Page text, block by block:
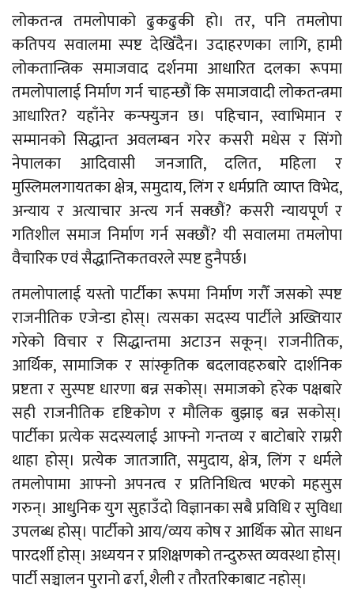
लोकतन्त्र तमलोपाको ढुकढुकी हो। तर, पनि तमलोपा
कतिपय सवालमा स्पष्ट देखिँदैन। उदाहरणका लागि, हामी
लोकतान्त्रिक समाजवाद दर्शनमा आधारित दलका रूपमा
तमलोपालाई निर्माण गर्न चाहन्छौं कि समाजवादी लोकतन्त्रमा
आधारित? यहाँनेर कन्फ्युजन छ। पहिचान, स्वाभिमान र
सम्मानको सिद्धान्त अवलम्बन गरेर कसरी मधेस र सिंगो
नेपालका आदिवासी जनजाति, दलित, महिला र
मुस्लिमलगायतका क्षेत्र, समुदाय, लिंग र धर्मप्रति व्याप्त विभेद,
अन्याय र अत्याचार अन्त्य गर्न सक्छौं? कसरी न्यायपूर्ण र
गतिशील समाज निर्माण गर्न सक्छौं? यी सवालमा तमलोपा
वैचारिक एवंं सैद्धान्तिकतवरले स्पष्ट हुनैपर्छ।
तमलोपालाई यस्तो पार्टीका रूपमा निर्माण गरौँ जसको स्पष्ट
राजनीतिक एजेन्डा होस्। त्यसका सदस्य पार्टीले अख्तियार
गरेको विचार र सिद्धान्तमा अटाउन सकून्। राजनीतिक,
आर्थिक, सामाजिक र सांस्कृतिक बदलावहरुबारे दार्शनिक
प्रष्टता र सुस्पष्ट धारणा बन्न सकोस्। समाजको हरेक पक्षबारे
सही राजनीतिक दृष्टिकोण र मौलिक बुझाइ बन्न सकोस्।
पार्टीका प्रत्येक सदस्यलाई आफ्नो गन्तव्य र बाटोबारे राम्ररी
थाहा होस्। प्रत्येक जातजाति, समुदाय, क्षेत्र, लिंग र धर्मले
तमलोपामा आफ्नो अपनत्व र प्रतिनिधित्व भएको महसुस
गरुन्। आधुनिक युग सुहाउँदो विज्ञानका सबै प्रविधि र सुविधा
उपलब्ध होस्। पार्टीको आय/व्यय कोष र आर्थिक स्रोत साधन
पारदर्शी होस्। अध्ययन र प्रशिक्षणको तन्दुरुस्त व्यवस्था होस्।
पार्टी सञ्चालन पुरानो ढर्रा, शैली र तौरतरिकाबाट नहोस्।